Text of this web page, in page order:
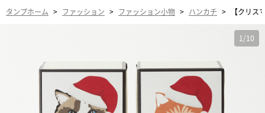
タンプホーム > ファッション > ファッション小物 > ハンカチ > 【クリス
1 /10